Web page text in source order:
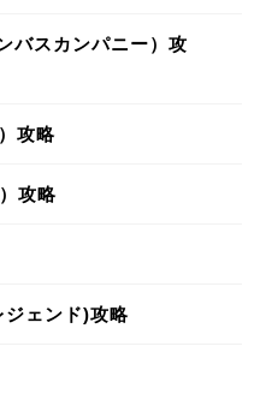
バスカンパニー）攻
攻略
攻略
ェンド)攻略